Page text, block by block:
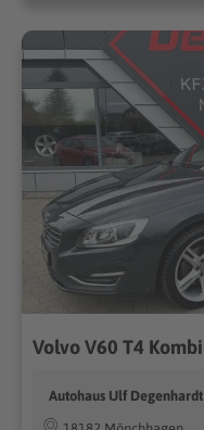
Autohaus Ulf Degenhardt